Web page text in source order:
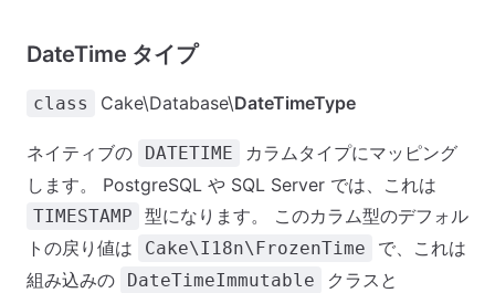
DateTime タイプ
class Cake\Database\DateTimeType
ネイティブの DATETIME
カラムタイプにマッピング
します。 PostgreSQL や SQL Server では、これは
TIMESTAMP
型になります。 このカラム型のデフォル
トの戻り値は
Cake\I18n\FrozenTime
で、これは
組み込みの
DateTimeImmutable
クラスと